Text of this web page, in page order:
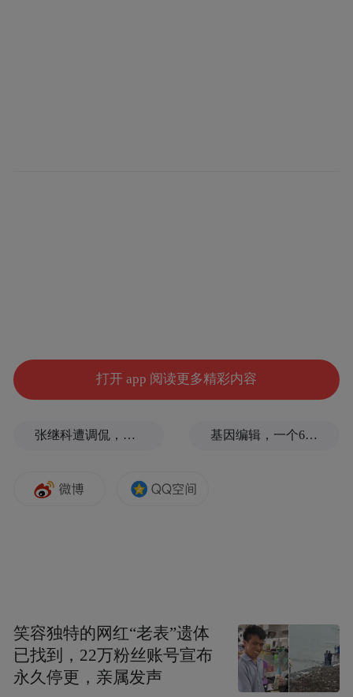
营、储存烟花爆竹。
金湾区相关燃放管理规定，并应远离经开区
爆竹安全管理条例》等法律法规予以处罚；
构成违反治安管理行为的，由公安部门依法
给予治安管理处罚；构成犯罪的，依法追究
打开 app 阅读更多精彩内容
张继科遭调侃，这项“自虐”赛事在中国火了 基因编辑，一个6岁女孩之死
笑容独特的网红“老表”遗体
已找到，22万粉丝账号宣布
永久停更，亲属发声